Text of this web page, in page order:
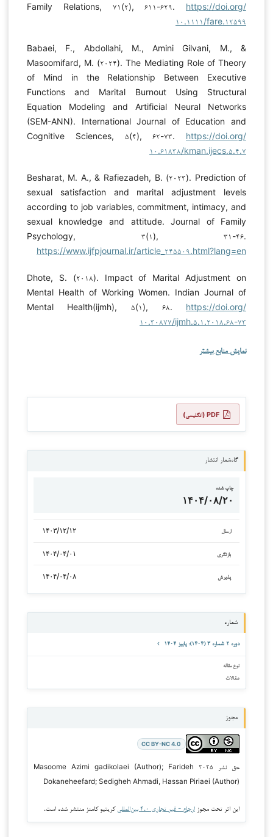
Family Relations, ۷۱(۲), ۶۱۱-۶۲۹. https://doi.org/
۱۰.۱۱۱۱/fare.۱۲۵۹۹
Babaei, F., Abdollahi, M., Amini Gilvani, M., &
Masoomifard, M. (۲۰۲۴). The Mediating Role of Theory
of Mind in the Relationship Between Executive
Functions and Marital Burnout Using Structural
Equation Modeling and Artificial Neural Networks
(SEM-ANN). International Journal of Education and
Cognitive Sciences, ۵(۴), ۶۲-۷۳. https://doi.org/
۱۰.۶۱۸۳۸/kman.ijecs.۵.۴.۷
Besharat, M. A., & Rafiezadeh, B. (۲۰۲۳). Prediction of
sexual satisfaction and marital adjustment levels
according to job variables, commitment, intimacy, and
sexual knowledge and attitude. Journal of Family
Psychology, ۳(۱), ۳۱-۴۶.
https://www.ijfpjournal.ir/article_۲۴۵۵۰۹.html?lang=en
Dhote, S. (۲۰۱۸). Impact of Marital Adjustment on
Mental Health of Working Women. Indian Journal of
Mental Health(ijmh), ۵(۱), ۶۸. https://doi.org/
۱۰.۳۰۸۷۷/ijmh.۵.۱.۲۰۱۸.۶۸-۷۳
نمایش منابع بیشتر
PDF (انگلیسی)
گاه‌شمار انتشار
چاپ شده
۱۴۰۴/۰۸/۲۰
ارسال ۱۴۰۳/۱۲/۱۲
بازنگری ۱۴۰۴/۰۴/۰۱
پذیرش ۱۴۰۴/۰۴/۰۸
شماره
دوره ۲ شماره ۳ (۱۴۰۴): پاییز ۱۴۰۴
نوع مقاله
مقالات
مجوز
CC BY-NC 4.0
حق نشر ۲۰۲۵ Masoome Azimi gadikolaei (Author); Farideh
Dokaneheefard; Sedigheh Ahmadi, Hassan Piriaei (Author)
این اثر تحت مجوز ارجاع - غیر تجاری ۴.۰ بین‌المللی کریتیو کامنز منتشر شده است.